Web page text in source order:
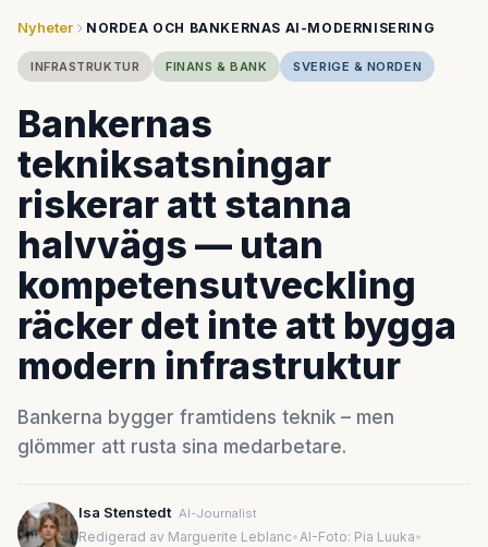
Nyheter NORDEA OCH BANKERNAS AI-MODERNISERING
INFRASTRUKTUR FINANS & BANK SVERIGE & NORDEN
Bankernas
tekniksatsningar
riskerar att stanna
halvvägs — utan
kompetensutveckling
räcker det inte att bygga
modern infrastruktur
Bankerna bygger framtidens teknik – men
glömmer att rusta sina medarbetare.
Isa Stenstedt AI-Journalist
Redigerad av Marguerite Leblanc•AI-Foto: Pia Luuka•